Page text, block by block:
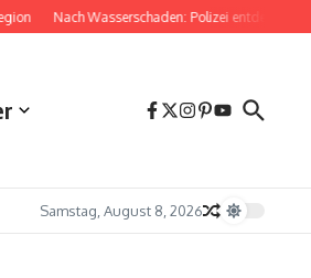
Nach Wasserschaden: Polizei entdeckt
Samstag, August 8, 2026